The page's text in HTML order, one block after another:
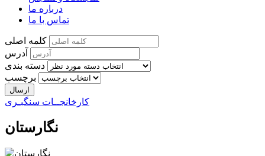
درباره ما
تماس با ما
کلمه اصلی
آدرس
دسته بندی
برچسب
کارخانجــات سنگبـری
نگارستان